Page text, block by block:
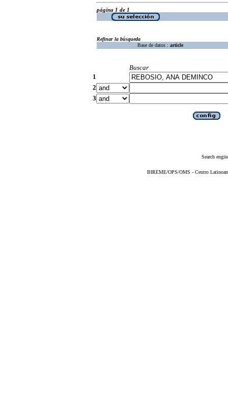
página 1 de 1
Refinar la búsqueda
Base de datos : article
Buscar
1
2
3
Search
BIREME/OPS/OMS - Centro